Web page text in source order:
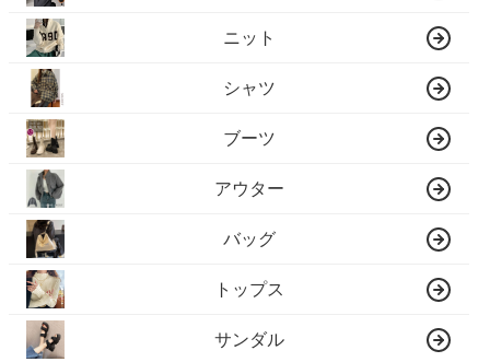
ニット
シャツ
ブーツ
アウター
バッグ
トップス
サンダル